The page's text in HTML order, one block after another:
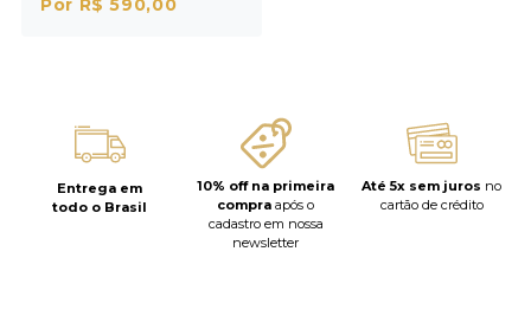
Por R$ 590,00
Entrega em
todo o Brasil
10% off na primeira
compra após o
cadastro em nossa
newsletter
Até 5x sem juros no
cartão de crédito